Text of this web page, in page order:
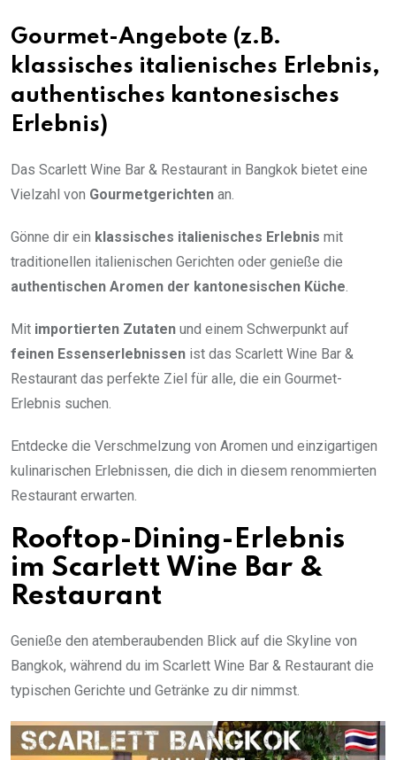
Gourmet-Angebote (z.B.
klassisches italienisches Erlebnis,
authentisches kantonesisches
Erlebnis)
Das Scarlett Wine Bar & Restaurant in Bangkok bietet eine
Vielzahl von Gourmetgerichten an.
Gönne dir ein klassisches italienisches Erlebnis mit
traditionellen italienischen Gerichten oder genieße die
authentischen Aromen der kantonesischen Küche.
Mit importierten Zutaten und einem Schwerpunkt auf
feinen Essenserlebnissen ist das Scarlett Wine Bar &
Restaurant das perfekte Ziel für alle, die ein Gourmet-
Erlebnis suchen.
Entdecke die Verschmelzung von Aromen und einzigartigen
kulinarischen Erlebnissen, die dich in diesem renommierten
Restaurant erwarten.
Rooftop-Dining-Erlebnis
im Scarlett Wine Bar &
Restaurant
Genieße den atemberaubenden Blick auf die Skyline von
Bangkok, während du im Scarlett Wine Bar & Restaurant die
typischen Gerichte und Getränke zu dir nimmst.